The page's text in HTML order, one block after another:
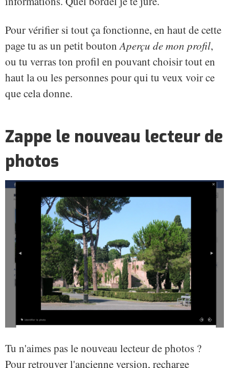
Pour vérifier si tout ça fonctionne, en haut de cette
page tu as un petit boutonAperçu de mon profil,
ou tu verras ton profil en pouvant choisir tout en
haut la ou les personnes pour qui tu veux voir ce
que cela donne.
Zappe le nouveau lecteur de
photos
Tu n'aimes pas le nouveau lecteur de photos ?
Pour retrouver l'ancienne version, recharge